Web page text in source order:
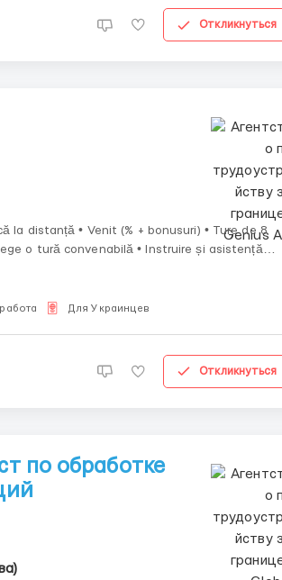
Откликнуться
Для Украинцев
Откликнуться
по обработке